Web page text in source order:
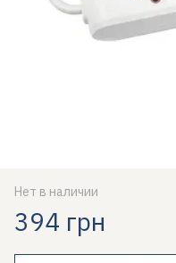
Нет в наличии
394 грн